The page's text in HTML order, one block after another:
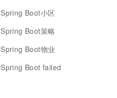
Spring Boot小区
Spring Boot策略
Spring Boot物业
Spring Boot failed